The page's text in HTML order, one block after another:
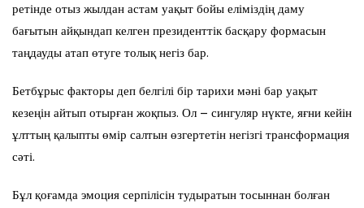
ретінде отыз жылдан астам уақыт бойы еліміздің даму
бағытын айқындап келген президенттік басқару формасын
таңдауды атап өтуге толық негіз бар.
Бетбұрыс факторы деп белгілі бір тарихи мәні бар уақыт
кезеңін айтып отырған жоқпыз. Ол – сингуляр нүкте, яғни кейін
ұлттың қалыпты өмір салтын өзгертетін негізгі трансформация
сәті.
Бұл қоғамда эмоция серпілісін тудыратын тосыннан болған